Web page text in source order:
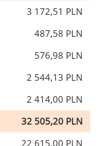
3 172,51 PLN
487,58 PLN
576,98 PLN
2 544,13 PLN
2 414,00 PLN
32 505,20 PLN
22 615,00 PLN